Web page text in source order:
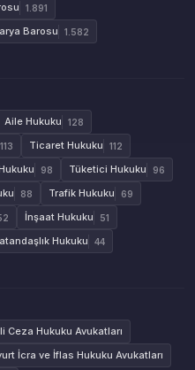
1.891
Barosu 1.582
Aile Hukuku 128
113 Ticaret Hukuku 112
98 Tüketici Hukuku 96
88 Trafik Hukuku 69
İnşaat Hukuku 51
Hukuku 44
Ceza Hukuku Avukatları
İcra ve İflas Hukuku Avukatları